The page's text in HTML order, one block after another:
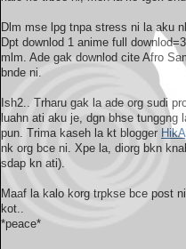
Dlm mse lpg tnpa stress ni la aku
Dpt downlod 1 anime full
mlm. Ade gak downlod cite Afro
bnde ni.
Ish2.. Trharu gak la ade org sudi
luahn ati aku je, dgn bhse
pun. Trima kaseh la kt blogger
nk org bce ni. Xpe la, diorg bkn
sdap kn ati).
Maaf la kalo korg trpkse bce post
kot..
*peace*